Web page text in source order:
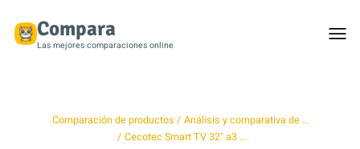
Compara
Las mejores comparaciones online
Comparación de productos
Análisis y comparativa de …
Cecotec Smart TV 32" a3 …